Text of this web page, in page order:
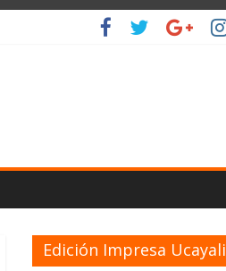
Edición Impresa Ucayali